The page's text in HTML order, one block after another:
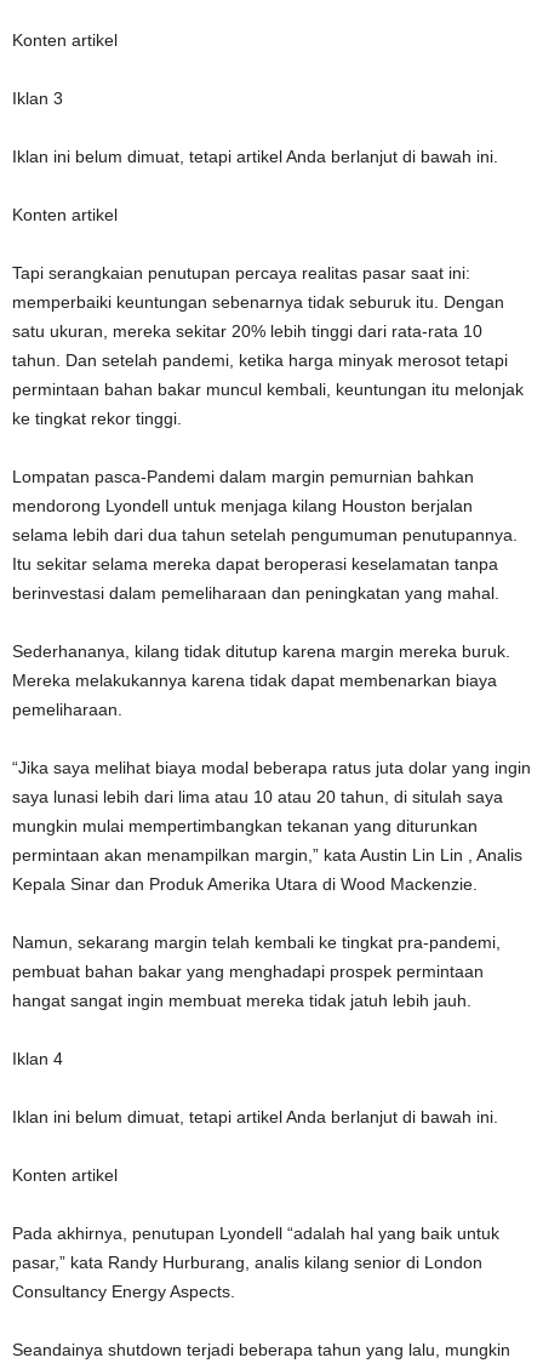
Konten artikel
Iklan 3
Iklan ini belum dimuat, tetapi artikel Anda berlanjut di bawah ini.
Konten artikel
Tapi serangkaian penutupan percaya realitas pasar saat ini:
memperbaiki keuntungan sebenarnya tidak seburuk itu. Dengan
satu ukuran, mereka sekitar 20% lebih tinggi dari rata-rata 10
tahun. Dan setelah pandemi, ketika harga minyak merosot tetapi
permintaan bahan bakar muncul kembali, keuntungan itu melonjak
ke tingkat rekor tinggi.
Lompatan pasca-Pandemi dalam margin pemurnian bahkan
mendorong Lyondell untuk menjaga kilang Houston berjalan
selama lebih dari dua tahun setelah pengumuman penutupannya.
Itu sekitar selama mereka dapat beroperasi keselamatan tanpa
berinvestasi dalam pemeliharaan dan peningkatan yang mahal.
Sederhananya, kilang tidak ditutup karena margin mereka buruk.
Mereka melakukannya karena tidak dapat membenarkan biaya
pemeliharaan.
“Jika saya melihat biaya modal beberapa ratus juta dolar yang ingin
saya lunasi lebih dari lima atau 10 atau 20 tahun, di situlah saya
mungkin mulai mempertimbangkan tekanan yang diturunkan
permintaan akan menampilkan margin,” kata Austin Lin Lin , Analis
Kepala Sinar dan Produk Amerika Utara di Wood Mackenzie.
Namun, sekarang margin telah kembali ke tingkat pra-pandemi,
pembuat bahan bakar yang menghadapi prospek permintaan
hangat sangat ingin membuat mereka tidak jatuh lebih jauh.
Iklan 4
Iklan ini belum dimuat, tetapi artikel Anda berlanjut di bawah ini.
Konten artikel
Pada akhirnya, penutupan Lyondell “adalah hal yang baik untuk
pasar,” kata Randy Hurburang, analis kilang senior di London
Consultancy Energy Aspects.
Seandainya shutdown terjadi beberapa tahun yang lalu, mungkin